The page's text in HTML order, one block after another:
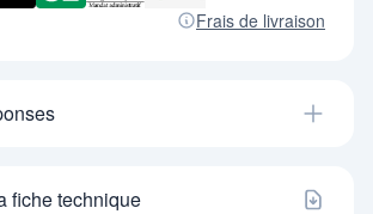
Frais de livraison
fiche technique